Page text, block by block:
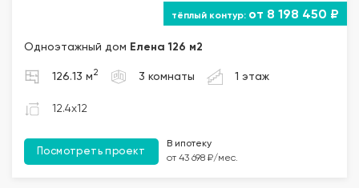
от 8 198 450 ₽
Одноэтажный дом Елена 126 м2
126.13 м 2 3 комнаты 1 этаж
12.4x12
Посмотреть проект
В ипотеку
от 43 698 ₽/мес.